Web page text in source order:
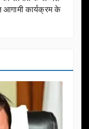
आगामी कार्यक्रम के